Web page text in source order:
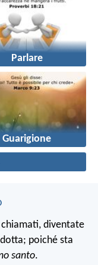
Parlare
Guarigione
diventate
poiché sta
santo.